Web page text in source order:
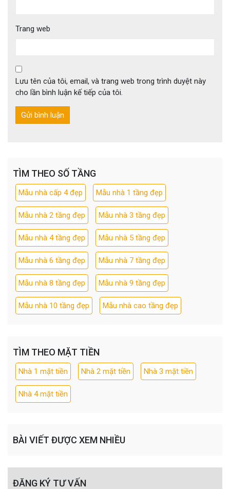
Trang web
Lưu tên của tôi, email, và trang web trong trình duyệt này
cho lần bình luận kế tiếp của tôi.
TÌM THEO SỐ TẦNG
Mẫu nhà cấp 4 đẹp Mẫu nhà 1 tầng đẹp
Mẫu nhà 2 tầng đẹp Mẫu nhà 3 tầng đẹp
Mẫu nhà 4 tầng đẹp Mẫu nhà 5 tầng đẹp
Mẫu nhà 6 tầng đẹp Mẫu nhà 7 tầng đẹp
Mẫu nhà 8 tầng đẹp Mẫu nhà 9 tầng đẹp
Mẫu nhà 10 tầng đẹp Mẫu nhà cao tầng đẹp
TÌM THEO MẶT TIỀN
Nhà 1 mặt tiền Nhà 2 mặt tiền Nhà 3 mặt tiền
Nhà 4 mặt tiền
BÀI VIẾT ĐƯỢC XEM NHIỀU
ĐĂNG KÝ TƯ VẤN